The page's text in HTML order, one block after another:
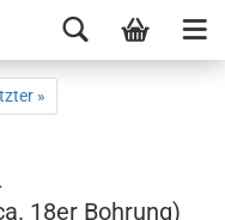
»
18er Bohrung)